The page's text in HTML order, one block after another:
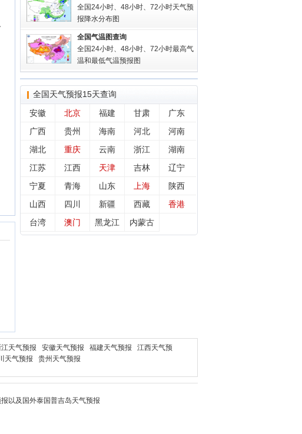
全国24小时、48小时、72小时天气预
报降水分布图
全国气温图查询
全国24小时、48小时、72小时最高气
温和最低气温预报图
全国天气预报15天查询
安徽
北京 福建 甘肃
广东
广西
贵州 海南 河北
河南
湖北
重庆 云南 浙江
湖南
江苏
江西 天津 吉林
辽宁
宁夏
青海 山东 上海
陕西
山西
四川 新疆 西藏
香港
台湾
澳门 黑龙江 内蒙古
天气预报 安徽天气预报 福建天气预报
江西天气预
天气预报 贵州天气预报
以及国外泰国普吉岛天气预报